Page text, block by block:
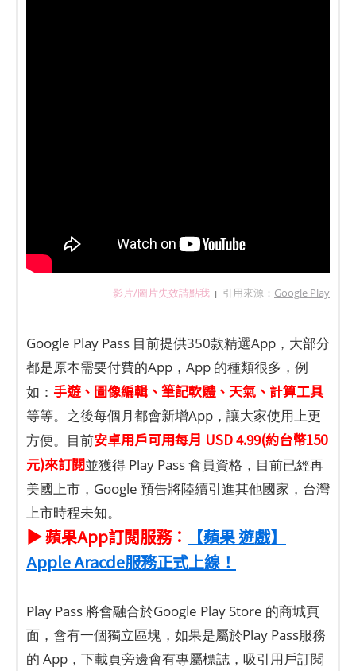
影片/圖片失效請點我 | 引用來源： Google Play
Google Play Pass 目前提供350款精選App，大部分
都是原本需要付費的App，App 的種類很多，例
如： 手遊、圖像編輯、筆記軟體、天氣、計算工具
等等。之後每個月都會新增App，讓大家使用上更
方便。目前安卓用戶可用每月 USD 4.99(約台幣150
元)來訂閱並獲得 Play Pass 會員資格，目前已經再
美國上市，Google 預告將陸續引進其他國家，台灣
上市時程未知。
▶ 蘋果App訂閱服務：
【蘋果 遊戲】
Apple Aracde服務正式上線！
Play Pass 將會融合於Google Play Store 的商城頁
面，會有一個獨立區塊，如果是屬於Play Pass服務
的 App，下載頁旁邊會有專屬標誌，吸引用戶訂閱